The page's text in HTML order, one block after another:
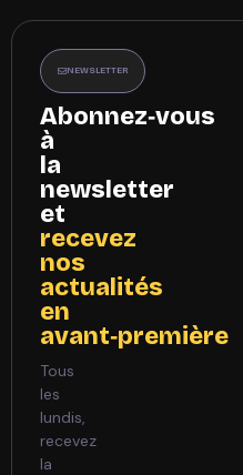
NEWSLETTER
Abonnez‑vous
à
la
newsletter
et
recevez
nos
actualités
en
avant‑première
Tous
les
lundis,
recevez
la